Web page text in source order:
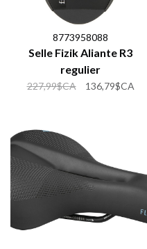
8773958088
Selle Fizik Aliante R3
regulier
227,99$CA 136,79$CA